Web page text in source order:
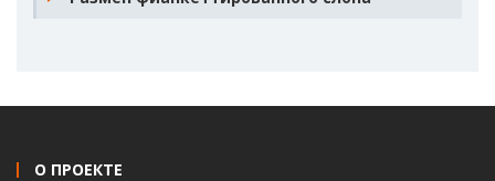
О ПРОЕКТЕ